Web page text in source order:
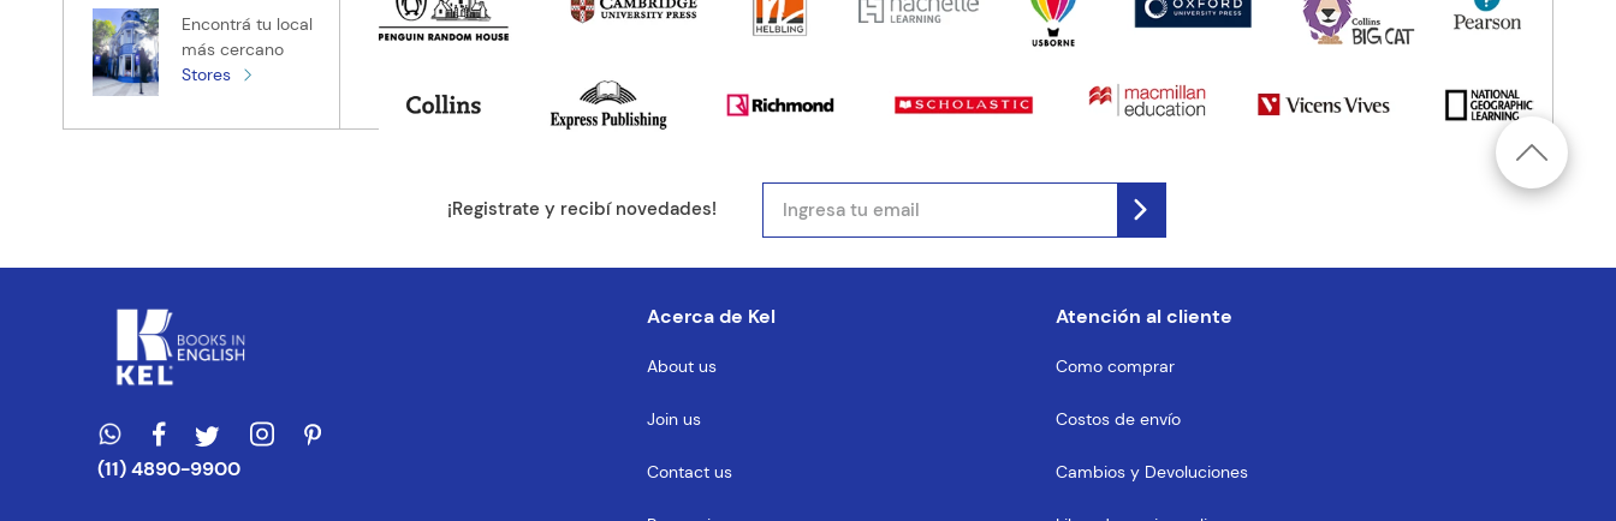
Encontrá tu local
más cercano
Stores
¡Registrate y recibí novedades!
(11) 4890-9900
Acerca de Kel
About us
Join us
Contact us
Atención al cliente
Como comprar
Costos de envío
Cambios y Devoluciones